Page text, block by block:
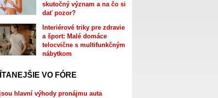
skutočný význam a na čo si
dať pozor?
Interiérové triky pre zdravie
a šport: Malé domáce
telocvične s multifunkčným
nábytkom
VO FÓRE
hlavní výhody pronájmu auta